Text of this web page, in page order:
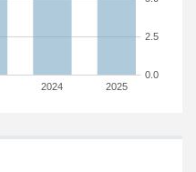
2024 2025
0.0
2.5